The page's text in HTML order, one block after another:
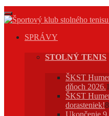
SPRÁVY
STOLNÝ TENIS
ŠKST
dňoch 2026.
ŠKST
dorasteniek!
Ukončenie